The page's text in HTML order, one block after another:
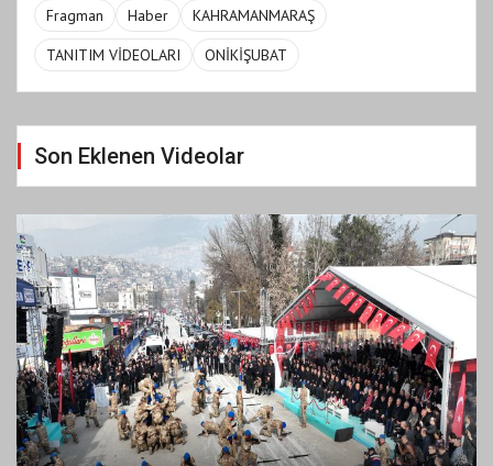
Fragman Haber
KAHRAMANMARAŞ
TANITIM VİDEOLARI
ONİKİŞUBAT
Son Eklenen Videolar